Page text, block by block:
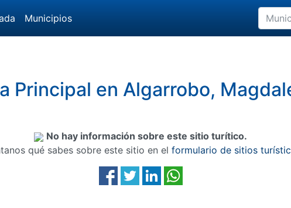
Municipios
Principal en Algarrobo,
No hay información sobre este sitio turítico.
qué sabes sobre este sitio en el formulario de sitios